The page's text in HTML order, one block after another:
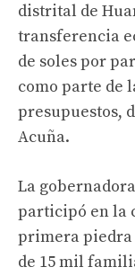
distrital de
transferencia
de soles por
como parte de
presupuestos,
Acuña.
La
participó en la
primera piedra
de 15 mil